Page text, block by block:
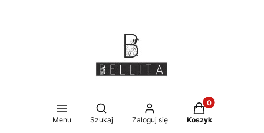
Menu
Otwórz wyszukiwarkę
Szukaj Zaloguj się
Produkty w
Koszyk